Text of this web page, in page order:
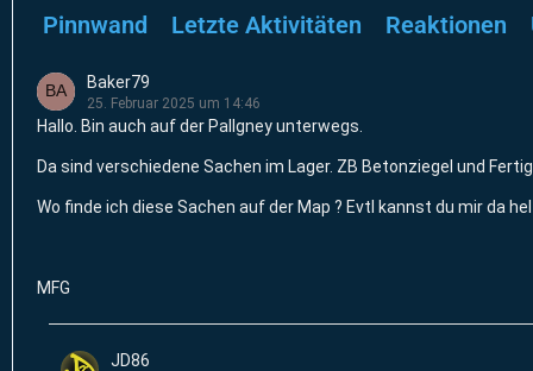
Pinnwand Letzte Aktivitäten Reaktionen
Baker79
25. Februar 2025 um 14:46
Hallo. Bin auch auf der Pallgney unterwegs.
Da sind verschiedene Sachen im Lager. ZB Betonziegel und
Wo finde ich diese Sachen auf der Map ? Evtl kannst du mir da
MFG
JD86